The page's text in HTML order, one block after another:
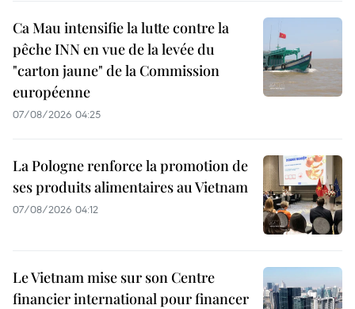
Ca Mau intensifie la lutte contre la
pêche INN en vue de la levée du
"carton jaune" de la Commission
européenne
07/08/2026 04:25
La Pologne renforce la promotion de
ses produits alimentaires au Vietnam
07/08/2026 04:12
Le Vietnam mise sur son Centre
financier international pour financer